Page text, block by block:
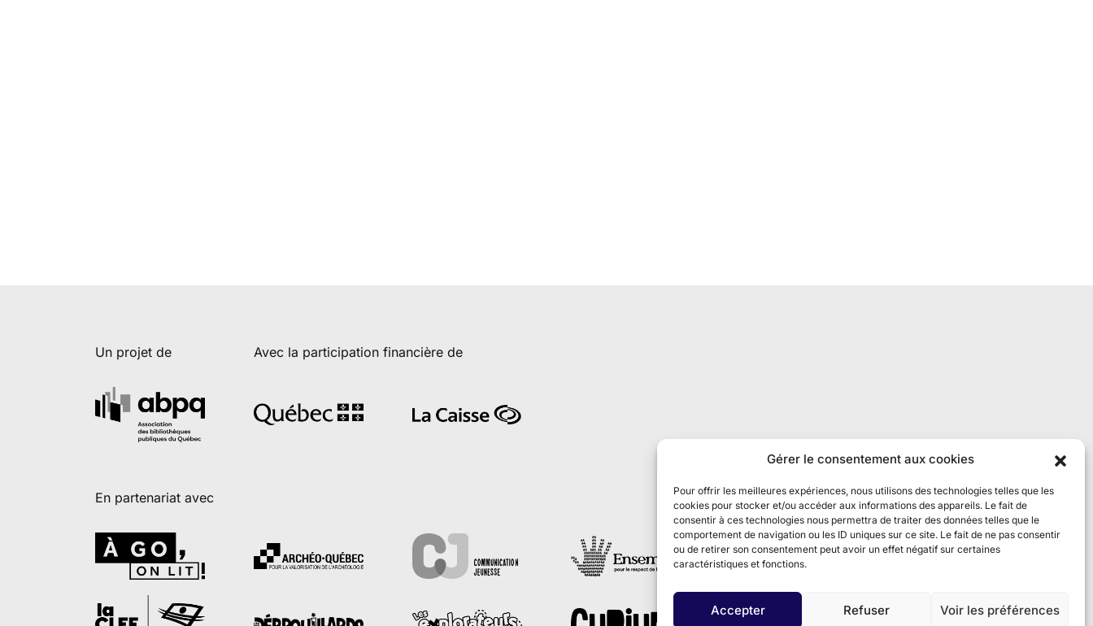
Gérer le consentement aux cookies
Pour offrir les meilleures expériences, nous utilisons des technologies telles que les
cookies pour stocker et/ou accéder aux informations des appareils. Le fait de
consentir à ces technologies nous permettra de traiter des données telles que le
comportement de navigation ou les ID uniques sur ce site. Le fait de ne pas consentir
ou de retirer son consentement peut avoir un effet négatif sur certaines
caractéristiques et fonctions.
Accepter Refuser Voir les préférences
Un projet de Avec la participation financière de
En partenariat avec